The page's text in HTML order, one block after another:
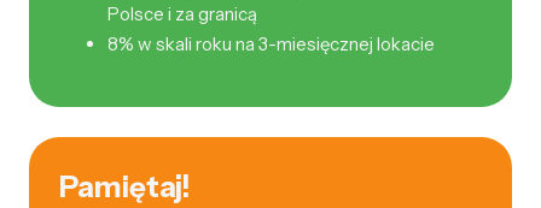
Polsce i za granicą
8% w skali roku na 3-miesięcznej lokacie
Pamiętaj!